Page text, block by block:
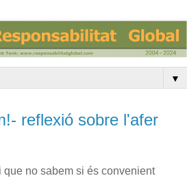
▼
reflexió sobre l'afer
que no sabem si és convenient